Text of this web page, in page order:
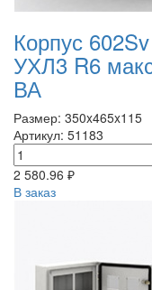
Корпус
УХЛ3 R6
ВА
Размер: 350x465x115
Артикул: 51183
2 580.96 ₽
В заказ